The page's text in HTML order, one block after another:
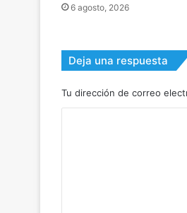
6 agosto, 2026
Deja una respuesta
Tu dirección de correo